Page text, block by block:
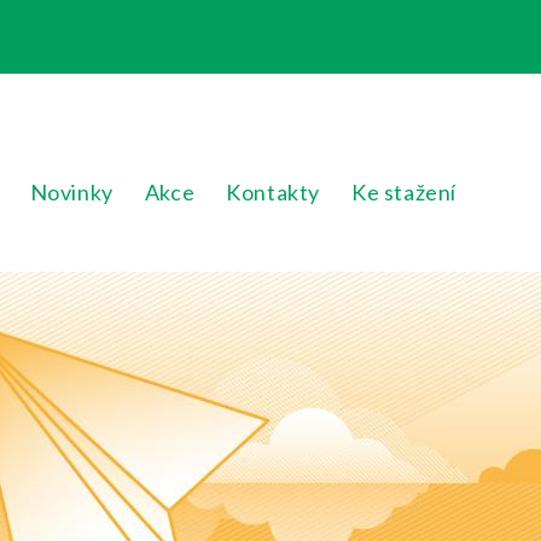
Novinky Akce Kontakty Ke stažení